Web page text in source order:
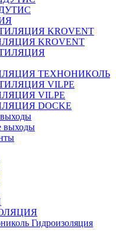
KROVENT
ТЕХНОНИКОЛЬ
VILPE
DOCKE
выходы
Гидроизоляция